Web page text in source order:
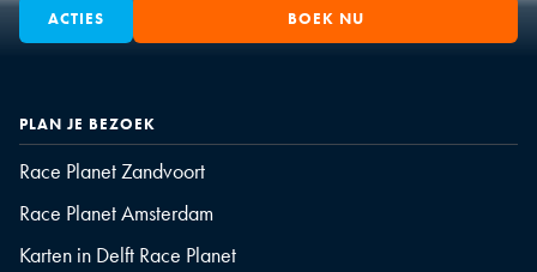
ACTIES BOEK NU
PLAN JE BEZOEK
Race Planet Zandvoort
Race Planet Amsterdam
Karten in Delft Race Planet